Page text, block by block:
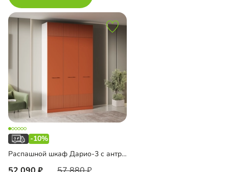
-10%
Распашной шкаф Дарио-3 с антресолью